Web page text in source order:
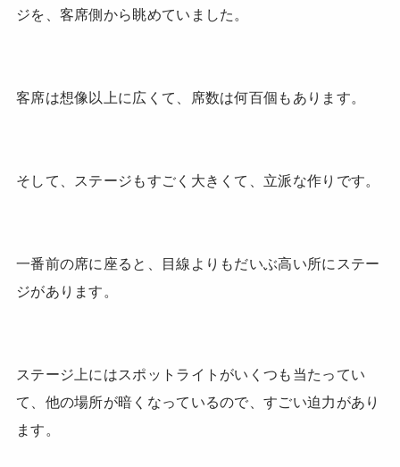
ジを、客席側から眺めていました。
客席は想像以上に広くて、席数は何百個もあります。
そして、ステージもすごく大きくて、立派な作りです。
一番前の席に座ると、目線よりもだいぶ高い所にステー
ジがあります。
ステージ上にはスポットライトがいくつも当たってい
て、他の場所が暗くなっているので、すごい迫力があり
ます。